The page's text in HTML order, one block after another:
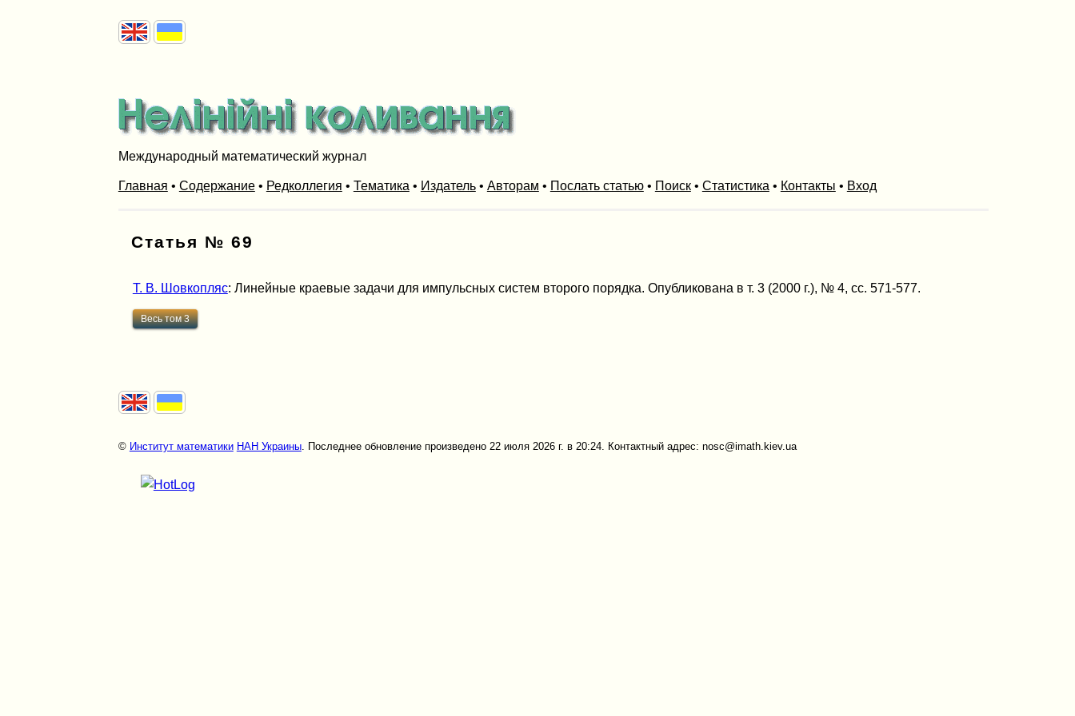
Международный математический журнал
Главная • Содержание• Редколлегия • Тематика • Издатель• Авторам • Послать статью• Поиск• Статистика • Контакты • Вход
Статья № 69
Т. В. Шовкопляс: Линейные краевые задачи для импульсных систем второго порядка. Опубликована в т. 3 (2000 г.), № 4, сс. 571-577.
Весь том 3
© Институт математики НАН Украины. Последнее обновление произведено 22 июля 2026 г. в 20:24. Контактный адрес: nosc@imath.kiev.ua